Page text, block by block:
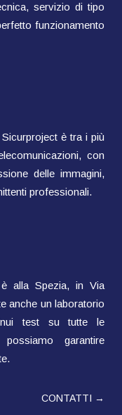
servizio di tipo
funzionamento
è tra i più
con
delle immagini,
professionali.
alla Spezia, in Via
anche un laboratorio
test su tutte le
garantire
CONTATTI →